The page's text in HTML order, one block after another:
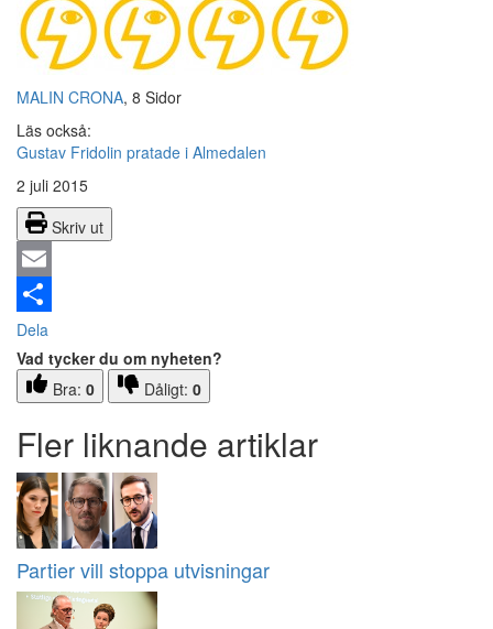
MALIN CRONA, 8 Sidor
Läs också:
Gustav Fridolin pratade i Almedalen
2 juli 2015
Skriv ut
Email
Dela
Vad tycker du om nyheten?
Bra: 0 Dåligt: 0
Fler liknande artiklar
Partier vill stoppa utvisningar